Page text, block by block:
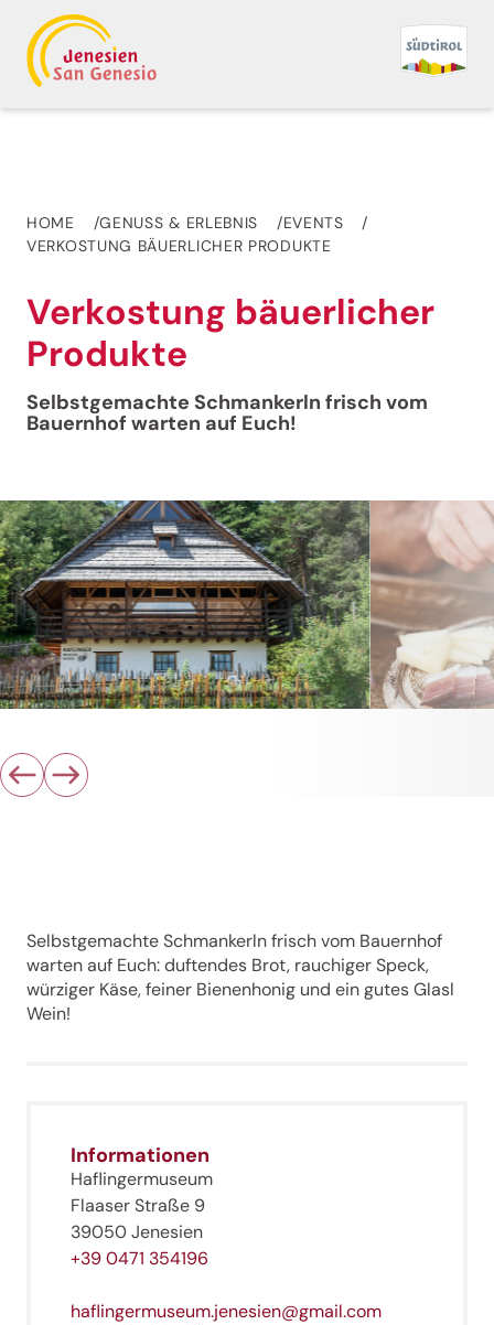
HOME GENUSS & ERLEBNIS
EVENTS
VERKOSTUNG BÄUERLICHER PRODUKTE
Verkostung bäuerlicher
Produkte
Selbstgemachte Schmankerln frisch vom
Bauernhof warten auf Euch!
Selbstgemachte Schmankerln frisch vom Bauernhof
warten auf Euch: duftendes Brot, rauchiger Speck,
würziger Käse, feiner Bienenhonig und ein gutes Glasl
Wein!
Informationen
Haflingermuseum
Flaaser Straße 9
39050 Jenesien
+39 0471 354196
haflingermuseum.jenesien@gmail.com